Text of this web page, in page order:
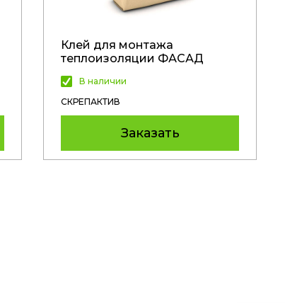
Клей для монтажа
теплоизоляции ФАСАД
В наличии
СКРЕПАКТИВ
Заказать